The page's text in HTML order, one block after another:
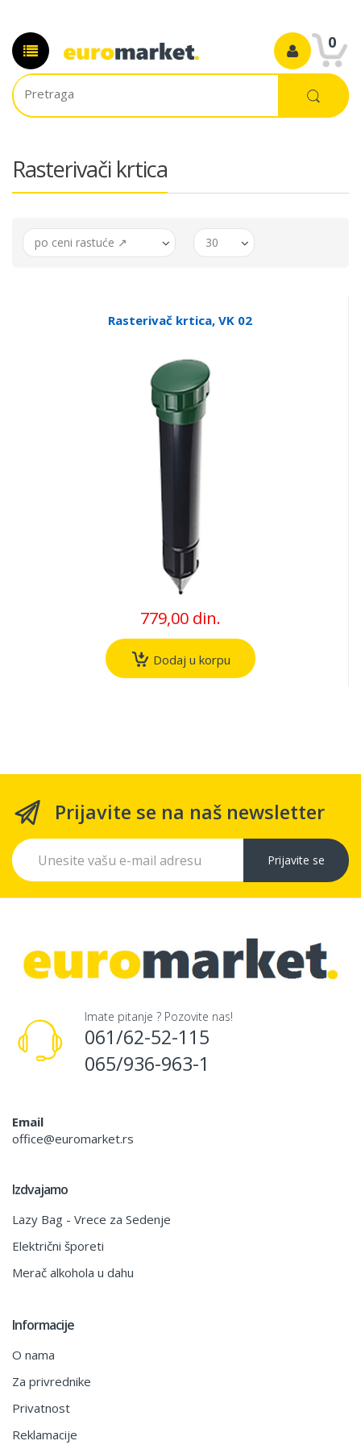
0
Rasterivači krtica
po ceni rastuće ↗ 30
Rasterivač krtica, VK 02
779,00 din.
Dodaj u korpu
Prijavite se na naš newsletter
Prijavite se
Imate pitanje ? Pozovite nas!
061/62-52-115
065/936-963-1
Email
office@euromarket.rs
Izdvajamo
Lazy Bag - Vrece za Sedenje
Električni šporeti
Merač alkohola u dahu
Informacije
O nama
Za privrednike
Privatnost
Reklamacije